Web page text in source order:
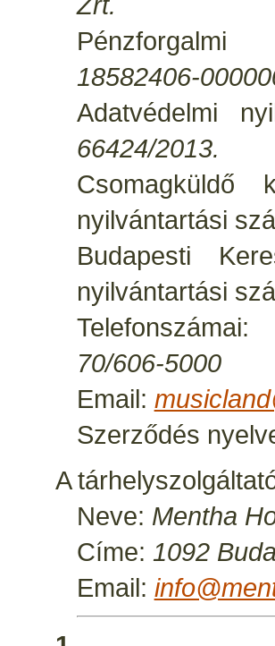
18582406-
Adatvédelmi
66424/2013.
Csomagküldő
nyilvántartási
Budapesti
nyilvántartási
70/606-5000
Email:
Szerződés
A
Neve: Mentha
Címe: 1092
Email: